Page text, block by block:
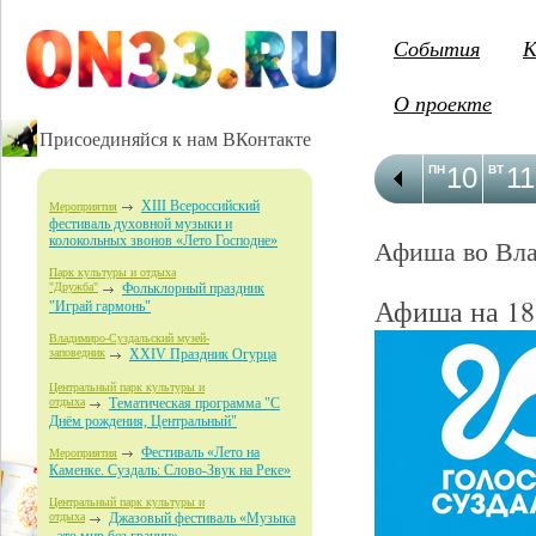
Присоединяйся к нам ВКонтакте
Мероприятия
XIII Всероссийский
фестиваль духовной музыки и
колокольных звонов «Лето Господне»
Парк культуры и отдыха
"Дружба"
Фольклорный праздник
"Играй гармонь"
Владимиро-Суздальский музей-
заповедник XXIV Праздник Огурца
Центральный парк культуры и
отдыха
Тематическая программа "С
Днём рождения, Центральный"
Мероприятия
Фестиваль «Лето на
Каменке. Суздаль: Слово-Звук на Реке»
Центральный парк культуры и
отдыха
Джазовый фестиваль «Музыка
События
О проекте
10
ПН 11
ВТ
Афиша во
Афиша на